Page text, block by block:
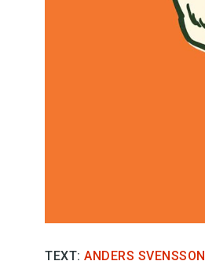
TEXT: ANDERS SVENSSON